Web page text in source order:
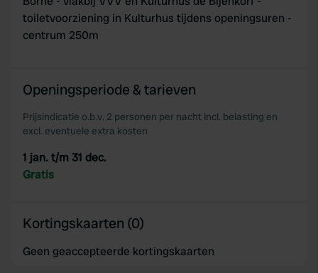
toiletvoorziening in Kulturhus tijdens openingsuren -
centrum 250m
Openingsperiode & tarieven
Prijsindicatie o.b.v. 2 personen per nacht incl. belasting en
excl. eventuele extra kosten
1 jan. t/m 31 dec.
Gratis
Kortingskaarten (0)
Geen geaccepteerde kortingskaarten